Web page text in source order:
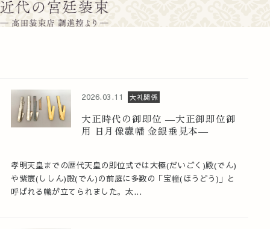
2026.03.11 大礼関係
大正時代の御即位 ―大正御即位御
用 日月像纛幡 金銀垂見本―
孝明天皇までの歴代天皇の即位式では大極(だいごく)殿(でん)
や紫宸(ししん)殿(でん)の前庭に多数の「宝幢(ほうどう)」と
呼ばれる幟が立てられました。太...